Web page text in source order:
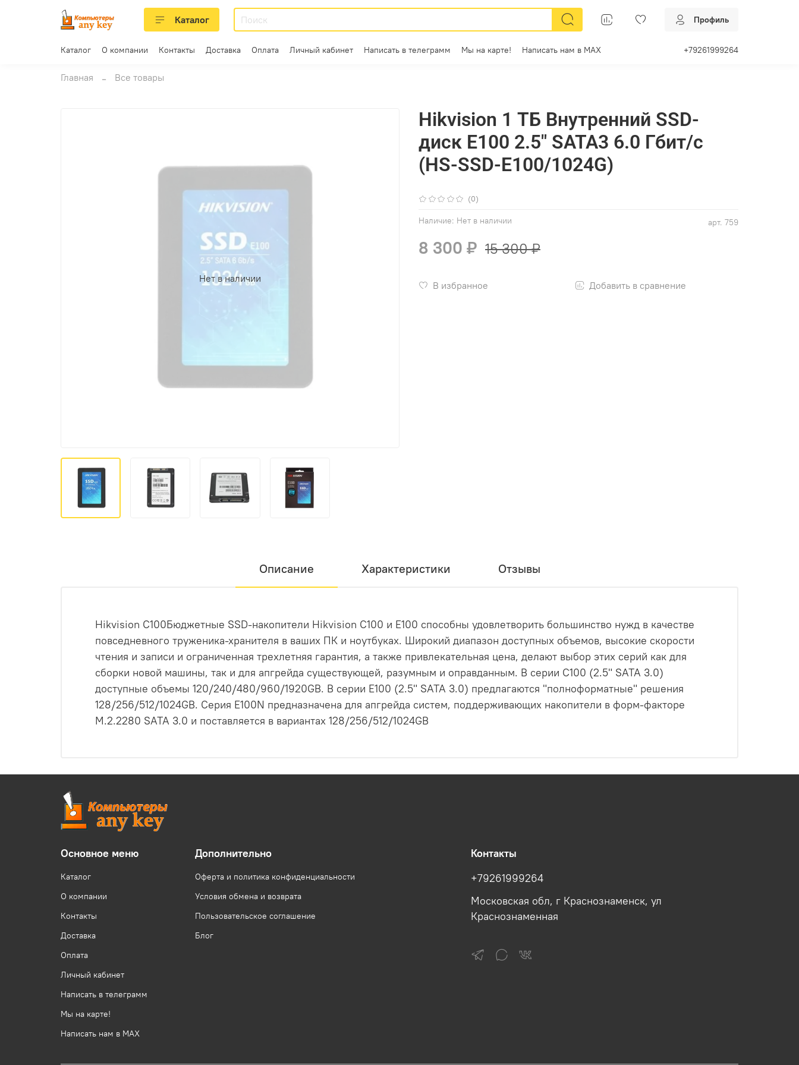
Каталог Профиль
Каталог О компании Контакты Доставка Оплата Личный кабинет Написать в телеграмм Мы на карте! Написать нам в МАХ +79261999264
Главная Все товары
Нет в наличии
(0)
арт. 759
Наличие: Нет в наличии
Hikvision 1 ТБ Внутренний SSD-
диск E100 2.5" SATA3 6.0 Гбит/с
(HS-SSD-E100/1024G)
8 300 ₽ 15 300 ₽
В избранное Добавить в сравнение
Описание Характеристики Отзывы
Hikvision C100Бюджетные SSD-накопители Hikvision C100 и E100 способны удовлетворить большинство нужд в качестве
повседневного труженика-хранителя в ваших ПК и ноутбуках. Широкий диапазон доступных объемов, высокие скорости
чтения и записи и ограниченная трехлетняя гарантия, а также привлекательная цена, делают выбор этих серий как для
сборки новой машины, так и для апгрейда существующей, разумным и оправданным. В серии C100 (2.5" SATA 3.0)
доступные объемы 120/240/480/960/1920GB. В серии E100 (2.5" SATA 3.0) предлагаются "полноформатные" решения
128/256/512/1024GB. Серия E100N предназначена для апгрейда систем, поддерживающих накопители в форм-факторе
M.2.2280 SATA 3.0 и поставляется в вариантах 128/256/512/1024GB
Основное меню
Каталог
О компании
Контакты
Доставка
Оплата
Личный кабинет
Написать в телеграмм
Мы на карте!
Написать нам в МАХ
Дополнительно
Оферта и политика конфиденциальности
Условия обмена и возврата
Пользовательское соглашение
Блог
Контакты
+79261999264
Московская обл, г Краснознаменск, ул
Краснознаменная